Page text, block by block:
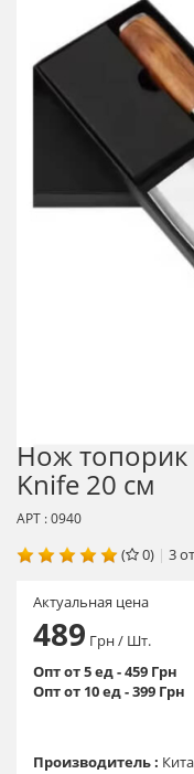
Нож
Knife 20 см
АРТ : 0940
( 0) | 3
Актуальная цена
489 Грн/ Шт.
Опт от 5 ед - 459 Грн
Опт от 10 ед - 399 Грн
Производитель :